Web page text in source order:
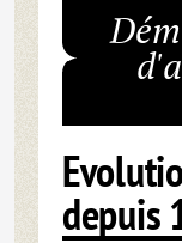
depuis